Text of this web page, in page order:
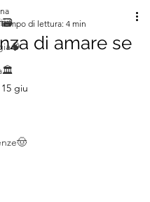
di amare se
Tempo di lettura: 4 min
15 giu